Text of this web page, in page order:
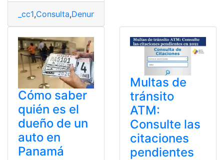
_cc1,Consulta,Denuncias
Cómo saber
quién es el
dueño de un
auto en
Panamá
Multas de
tránsito
ATM:
Consulte las
citaciones
pendientes